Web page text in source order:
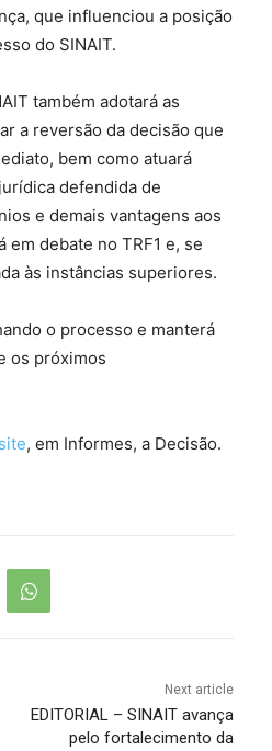
que influenciou a posição
do SINAIT.
também adotará as
a reversão da decisão que
bem como atuará
defendida de
e demais vantagens aos
debate no TRF1 e, se
às instâncias superiores.
o processo e manterá
os próximos
, em Informes, a Decisão.
Next article
EDITORIAL – SINAIT avança
pelo fortalecimento da